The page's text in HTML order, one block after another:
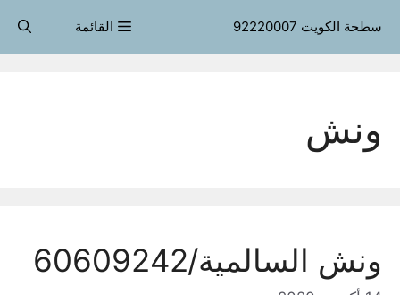
سطحة الكويت 92220007 القائمة
ونش
ونش السالمية/60609242